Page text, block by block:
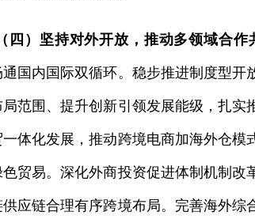
四）坚持对外开放，推动多领域合作
国内国际双循环。稳步推进制度型
范围、提升创新引领发展能级，扎实
体化发展，推动跨境电商加海外仓
贸易。深化外商投资促进体制机制
应链合理有序跨境布局。完善海外